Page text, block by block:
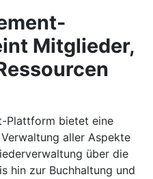
Mitglieder,
Plattform bietet eine
aller Aspekte
über die
hin zur Buchhaltung und